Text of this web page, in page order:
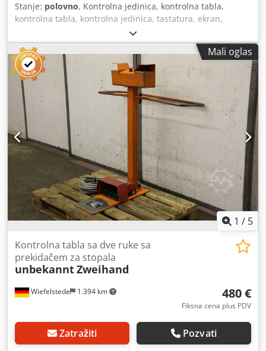
Stanje: polovno, Kontrolna jedinica, kontrolna tabla,
kontrolna tabla, kontrolna jedinica, tastatura, ekran,
kontrola -Kontrolna tabla sa dve ruke sa: prekidač za
stopala -Dimenzije: 460/370/H920 mm Codpfxjdparwj
Acworf -Težina: 18 kg
Mali oglas
1 / 5
Wiefelstede 1.394 km
Kontrolna tabla sa dve ruke sa
prekidačem za stopala
unbekanntZweihand
480 €
Fiksna cena plus PDV
Zatražiti Pozvati